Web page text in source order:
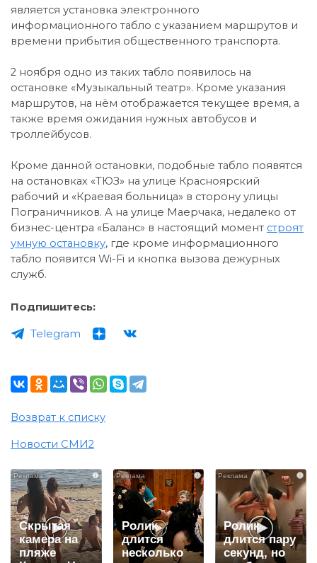
является установка электронного
информационного табло с указанием маршрутов и
времени прибытия общественного транспорта.
2 ноября одно из таких табло появилось на
остановке «Музыкальный театр». Кроме указания
маршрутов, на нём отображается текущее время, а
также время ожидания нужных автобусов и
троллейбусов.
Кроме данной остановки, подобные табло появятся
на остановках «ТЮЗ» на улице Красноярский
рабочий и «Краевая больница» в сторону улицы
Пограничников. А на улице Маерчака, недалеко от
бизнес-центра «Баланс» в настоящий момент строят
умную остановку, где кроме информационного
табло появится Wi-Fi и кнопка вызова дежурных
служб.
Подпишитесь:
Telegram
Возврат к списку
Новости СМИ2
i
Скрытая
камера на
пляже
i
Ролик
длится
несколько
i
Ролик
длится пару
секунд, но